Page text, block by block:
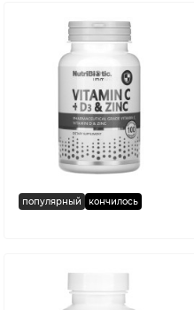
популярный кончилось